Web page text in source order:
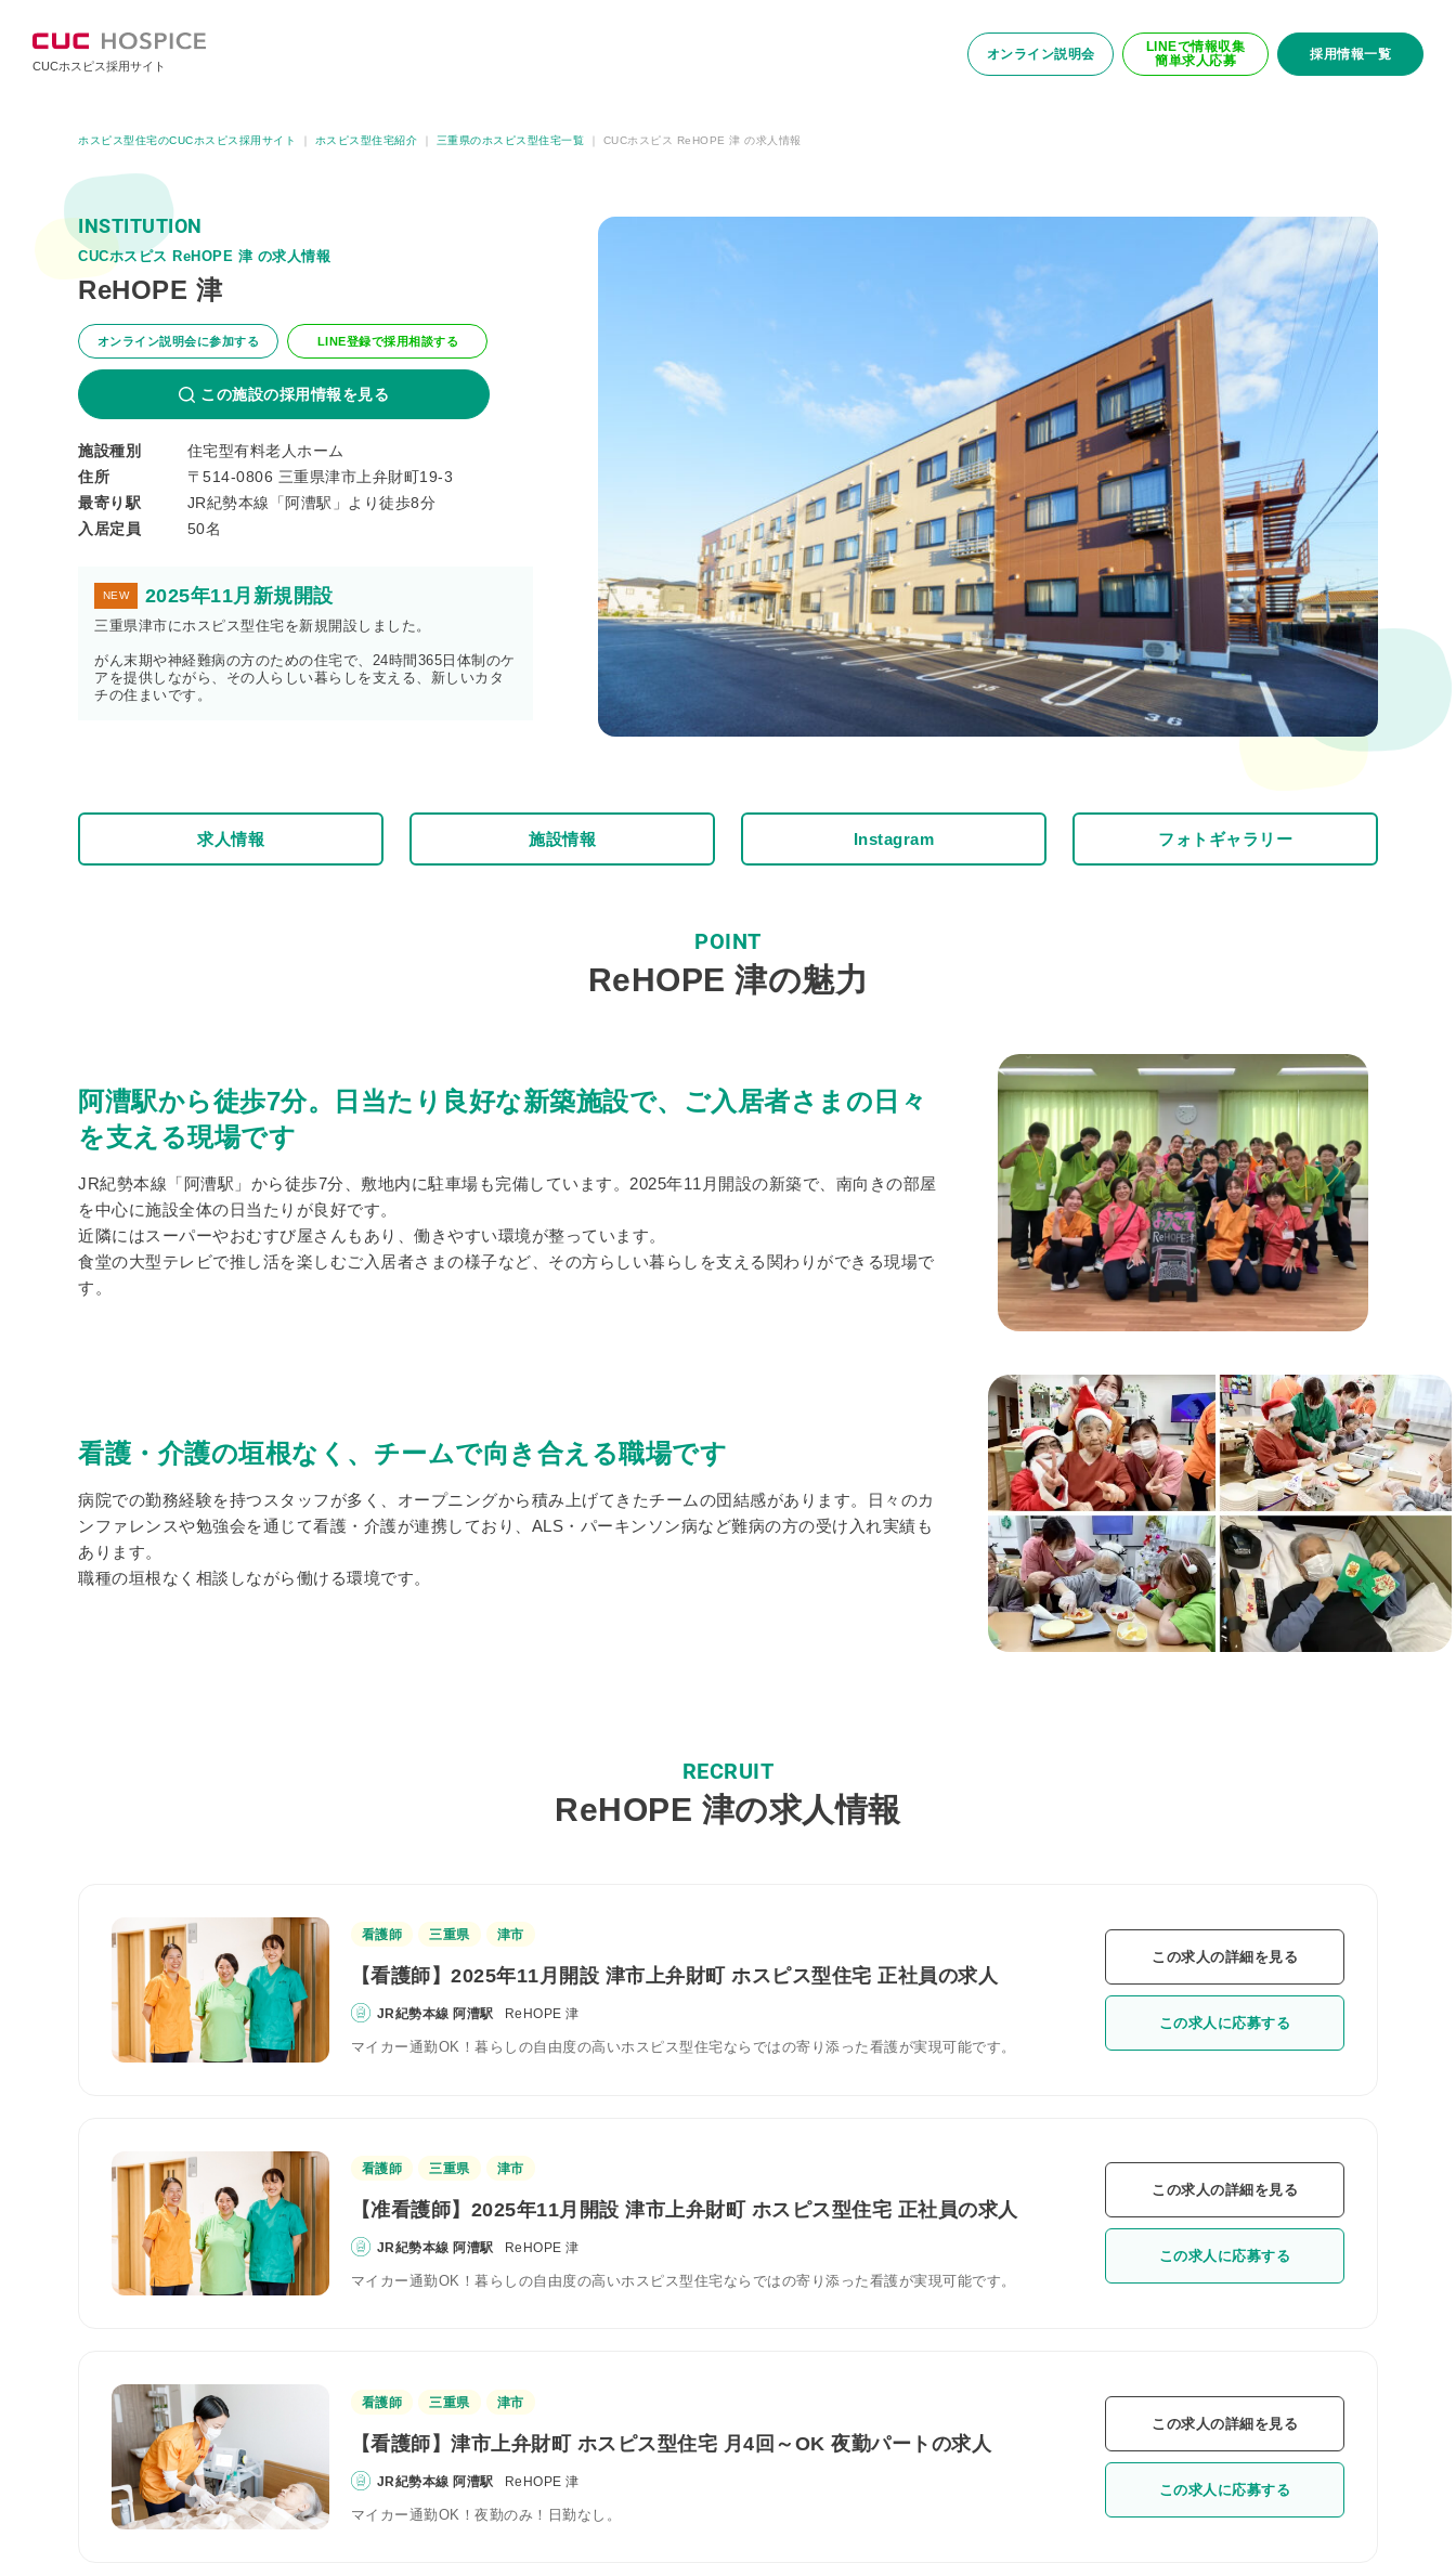
CUCホスピス採用サイト
オンライン説明会
LINEで情報収集
簡単求人応募
採用情報一覧
ホスピス型住宅のCUCホスピス採用サイト ホスピス型住宅紹介 三重県のホスピス型住宅一覧 CUCホスピス ReHOPE 津 の求人情報
INSTITUTION
CUCホスピス ReHOPE 津 の求人情報
ReHOPE 津
オンライン説明会に参加する LINE登録で採用相談する
この施設の採用情報を見る
施設種別
住宅型有料老人ホーム
住所
〒514-0806 三重県津市上弁財町19-3
最寄り駅
JR紀勢本線「阿漕駅」より徒歩8分
入居定員
50名
NEW 2025年11月新規開設
三重県津市にホスピス型住宅を新規開設しました。
がん末期や神経難病の方のための住宅で、24時間365日体制のケ
アを提供しながら、その人らしい暮らしを支える、新しいカタ
チの住まいです。
求人情報 施設情報 Instagram フォトギャラリー
POINT
ReHOPE 津の魅力
阿漕駅から徒歩7分。日当たり良好な新築施設で、ご入居者さまの日々
を支える現場です
JR紀勢本線「阿漕駅」から徒歩7分、敷地内に駐車場も完備しています。2025年11月開設の新築で、南向きの部屋
を中心に施設全体の日当たりが良好です。
近隣にはスーパーやおむすび屋さんもあり、働きやすい環境が整っています。
食堂の大型テレビで推し活を楽しむご入居者さまの様子など、その方らしい暮らしを支える関わりができる現場で
す。
看護・介護の垣根なく、チームで向き合える職場です
病院での勤務経験を持つスタッフが多く、オープニングから積み上げてきたチームの団結感があります。日々のカ
ンファレンスや勉強会を通じて看護・介護が連携しており、ALS・パーキンソン病など難病の方の受け入れ実績も
あります。
職種の垣根なく相談しながら働ける環境です。
RECRUIT
ReHOPE 津の求人情報
看護師 三重県 津市
【看護師】2025年11月開設 津市上弁財町 ホスピス型住宅 正社員の求人
JR紀勢本線 阿漕駅 ReHOPE 津
マイカー通勤OK！暮らしの自由度の高いホスピス型住宅ならではの寄り添った看護が実現可能です。
この求人の詳細を見る
この求人に応募する
看護師 三重県 津市
【准看護師】2025年11月開設 津市上弁財町 ホスピス型住宅 正社員の求人
JR紀勢本線 阿漕駅 ReHOPE 津
マイカー通勤OK！暮らしの自由度の高いホスピス型住宅ならではの寄り添った看護が実現可能です。
この求人の詳細を見る
この求人に応募する
看護師 三重県 津市
【看護師】津市上弁財町 ホスピス型住宅 月4回～OK 夜勤パートの求人
JR紀勢本線 阿漕駅 ReHOPE 津
マイカー通勤OK！夜勤のみ！日勤なし。
この求人の詳細を見る
この求人に応募する